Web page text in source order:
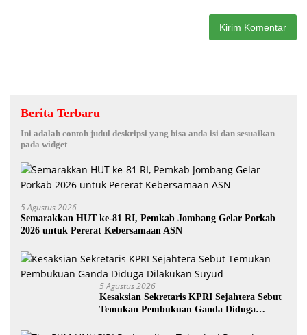
Berita Terbaru
Ini adalah contoh judul deskripsi yang bisa anda isi dan sesuaikan
pada widget
5 Agustus 2026
Semarakkan HUT ke-81 RI, Pemkab Jombang Gelar Porkab
2026 untuk Pererat Kebersamaan ASN
5 Agustus 2026
Kesaksian Sekretaris KPRI Sejahtera Sebut
Temukan Pembukuan Ganda Diduga